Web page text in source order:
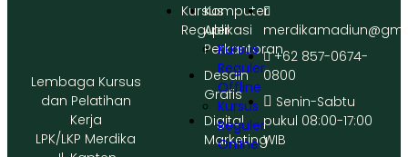
Lembaga Kursus
dan Pelatihan
Kerja
LPK/LKP Merdika
Komputer
Aplikasi
Perkantoran
Desain
Grafis
Digital
Marketing
Kursus
Reguler
Kursus
Reguler
Offline
Kursus
Reguler
Online
+62 857-0674-
0800
Senin-Sabtu
pukul 08:00-17:00
WIB